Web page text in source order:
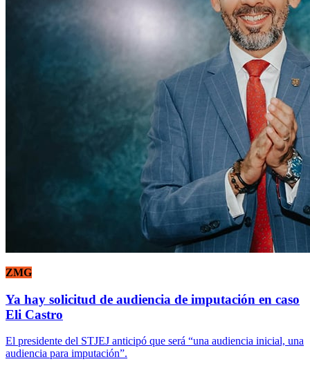
ZMG
Ya hay solicitud de audiencia de imputación en caso
Eli Castro
El presidente del STJEJ anticipó que será “una audiencia inicial, una
audiencia para imputación”.